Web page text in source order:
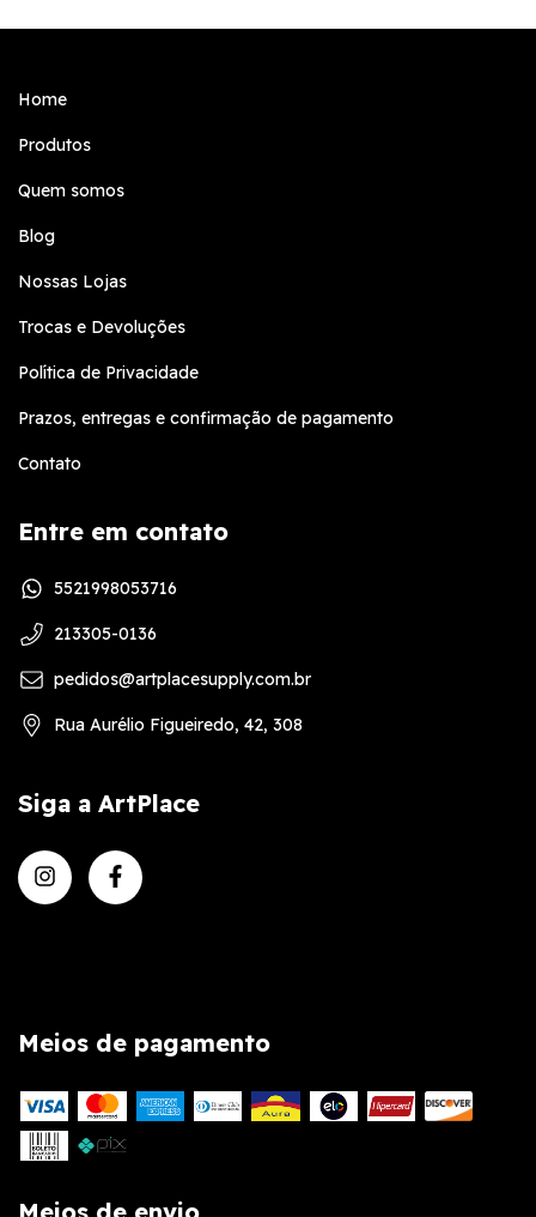
Home
Produtos
Quem somos
Blog
Nossas Lojas
Trocas e Devoluções
Política de Privacidade
Prazos, entregas e confirmação de pagamento
Contato
Entre em contato
5521998053716
213305-0136
pedidos@artplacesupply.com.br
Rua Aurélio Figueiredo, 42, 308
Siga a ArtPlace
Meios de pagamento